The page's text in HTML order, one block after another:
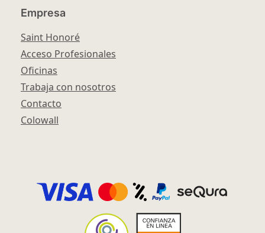
Empresa
Saint Honoré
Acceso Profesionales
Oficinas
Trabaja con nosotros
Contacto
Colowall